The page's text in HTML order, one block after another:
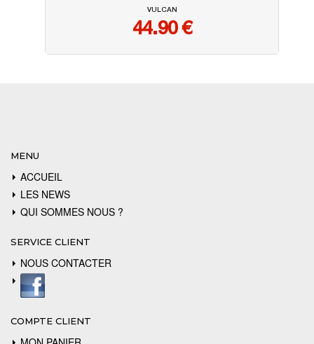
VULCAN
44.90€
MENU
ACCUEIL
LES NEWS
QUI SOMMES NOUS ?
SERVICE CLIENT
NOUS CONTACTER
COMPTE CLIENT